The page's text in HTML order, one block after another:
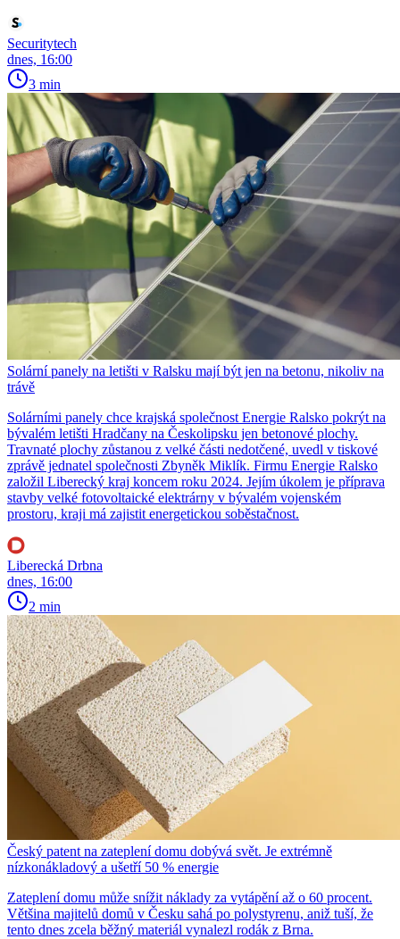
Securitytech
dnes, 16:00
3 min
Solární panely na letišti v Ralsku mají být jen na betonu, nikoliv na
trávě
Solárními panely chce krajská společnost Energie Ralsko pokrýt na
bývalém letišti Hradčany na Českolipsku jen betonové plochy.
Travnaté plochy zůstanou z velké části nedotčené, uvedl v tiskové
zprávě jednatel společnosti Zbyněk Miklík. Firmu Energie Ralsko
založil Liberecký kraj koncem roku 2024. Jejím úkolem je příprava
stavby velké fotovoltaické elektrárny v bývalém vojenském
prostoru, kraji má zajistit energetickou soběstačnost.
Liberecká Drbna
dnes, 16:00
2 min
Český patent na zateplení domu dobývá svět. Je extrémně
nízkonákladový a ušetří 50 % energie
Zateplení domu může snížit náklady za vytápění až o 60 procent.
Většina majitelů domů v Česku sahá po polystyrenu, aniž tuší, že
tento dnes zcela běžný materiál vynalezl rodák z Brna.